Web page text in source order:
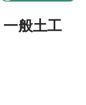
一般土工